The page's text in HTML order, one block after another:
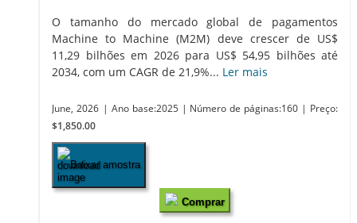
O tamanho do mercado global de pagamentos
Machine to Machine (M2M) deve crescer de US$
11,29 bilhões em 2026 para US$ 54,95 bilhões até
2034, com um CAGR de 21,9%... Ler mais
June, 2026 | Ano base:2025 | Número de páginas:160 | Preço:
$1,850.00
Baixar amostra
Comprar